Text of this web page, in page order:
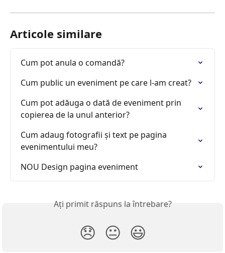
Articole similare
Cum pot anula o comandă?
Cum public un eveniment pe care l-am creat?
Cum pot adăuga o dată de eveniment prin
copierea de la unul anterior?
Cum adaug fotografii și text pe pagina
evenimentului meu?
NOU Design pagina eveniment
Ați primit răspuns la întrebare?
😞 😐 😃